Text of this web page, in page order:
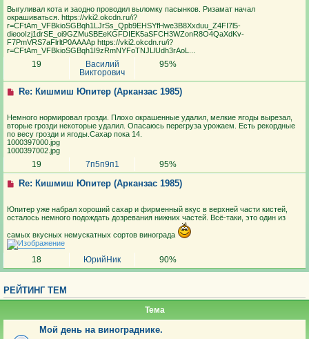
Выгуливал кота и заодно проводил выломку пасынков. Ризамат начал
окрашиваться. https://vki2.okcdn.ru/i?
r=CFtAm_VFBkioSGBqh1LJrSs_Qpb9EHSYfHwe3B8Xxduu_Z4FI7l5-
dieooIzj1drSE_oi9GZMuSBEeKGFDIEK5aSFCH3WZonR8O4QaXdKv-
F7PmVRS7aFlrltP0AAAAp https://vki2.okcdn.ru/i?
r=CFtAm_VFBkioSGBqh1I9zRmNYFoTNJLlUdh3rAoL...
19
Василий
Викторович
95%
Re: Кишмиш Юпитер (Арканзас 1985)
Немного нормировал грозди. Плохо окрашенные удалил, мелкие ягоды вырезал,
вторые грозди некоторые удалил. Опасаюсь перегруза урожаем. Есть рекордные
по весу грозди и ягоды.Сахар пока 14.
1000397000.jpg
1000397002.jpg
19 7п5п9п1 95%
Re: Кишмиш Юпитер (Арканзас 1985)
Юпитер уже набрал хороший сахар и фирменный вкус в верхней части кистей,
осталось немного подождать дозревания нижних частей. Всё-таки, это один из
самых вкусных немускатных сортов винограда
18 ЮрийНик 90%
РЕЙТИНГ ТЕМ
Тема
Мой день на винограднике.